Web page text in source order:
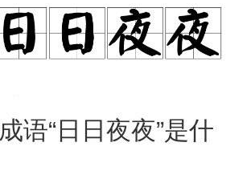
成语“日日夜夜”是什